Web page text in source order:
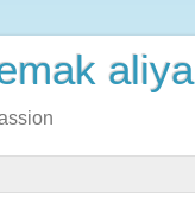
aliya